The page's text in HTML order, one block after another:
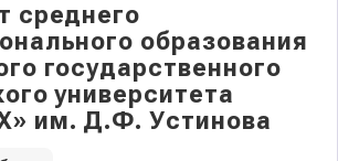
среднего
образования
государственного
университета
им. Д.Ф. Устинова